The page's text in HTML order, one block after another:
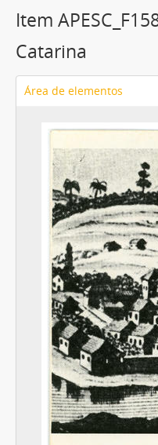
Item
Catarina
Área de elementos